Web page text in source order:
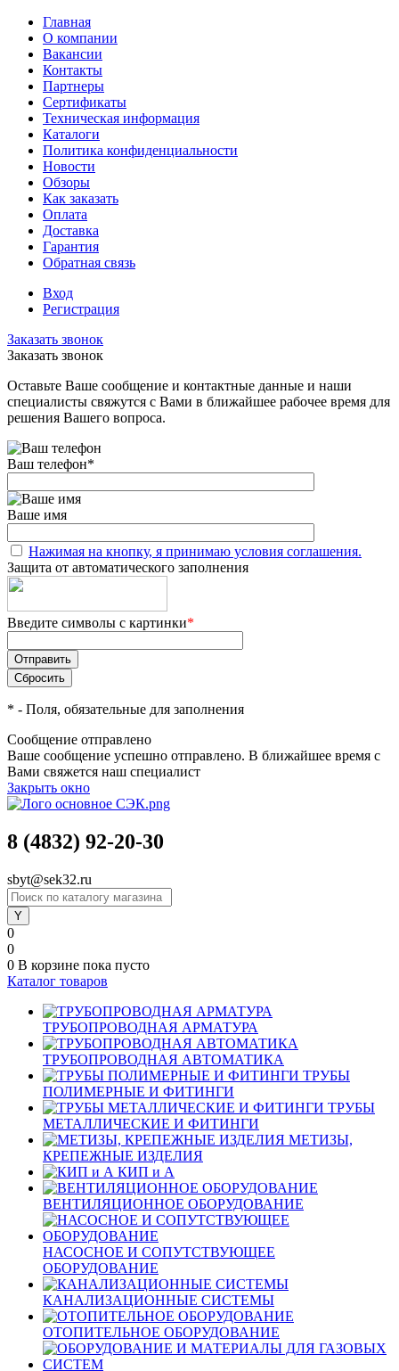
Главная
О компании
Вакансии
Контакты
Партнеры
Сертификаты
Техническая информация
Каталоги
Политика конфиденциальности
Новости
Обзоры
Как заказать
Оплата
Доставка
Гарантия
Обратная связь
Вход
Регистрация
Заказать звонок
Заказать звонок
Оставьте Ваше сообщение и контактные данные и наши
специалисты свяжутся с Вами в ближайшее рабочее время для
решения Вашего вопроса.
Ваш телефон*
Ваше имя
Нажимая на кнопку, я принимаю условия соглашения.
Защита от автоматического заполнения
Введите символы с картинки*
* - Поля, обязательные для заполнения
Сообщение отправлено
Ваше сообщение успешно отправлено. В ближайшее время с
Вами свяжется наш специалист
Закрыть окно
8 (4832) 92-20-30
sbyt@sek32.ru
0
0
0 В корзине пока пусто
Каталог товаров
ТРУБОПРОВОДНАЯ АРМАТУРА
ТРУБОПРОВОДНАЯ АВТОМАТИКА
ТРУБЫ
ПОЛИМЕРНЫЕ И ФИТИНГИ
ТРУБЫ
МЕТАЛЛИЧЕСКИЕ И ФИТИНГИ
МЕТИЗЫ,
КРЕПЕЖНЫЕ ИЗДЕЛИЯ
КИП и А
ВЕНТИЛЯЦИОННОЕ ОБОРУДОВАНИЕ
НАСОСНОЕ И СОПУТСТВУЮЩЕЕ
ОБОРУДОВАНИЕ
КАНАЛИЗАЦИОННЫЕ СИСТЕМЫ
ОТОПИТЕЛЬНОЕ ОБОРУДОВАНИЕ